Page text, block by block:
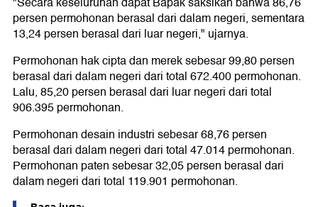
persen permohonan berasal dari dalam negeri, sementara
13,24 persen berasal dari luar negeri," ujarnya.
Permohonan hak cipta dan merek sebesar 99,80 persen
berasal dari dalam negeri dari total 672.400 permohonan.
Lalu, 85,20 persen berasal dari luar negeri dari total
906.395 permohonan.
Permohonan desain industri sebesar 68,76 persen
berasal dari dalam negeri dari total 47.014 permohonan.
Permohonan paten sebesar 32,05 persen berasal dari
dalam negeri dari total 119.901 permohonan.